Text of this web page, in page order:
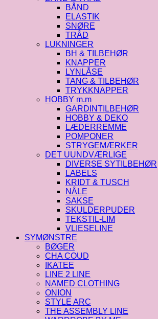
BÅND
ELASTIK
SNØRE
TRÅD
LUKNINGER
BH & TILBEHØR
KNAPPER
LYNLÅSE
TANG & TILBEHØR
TRYKKNAPPER
HOBBY m.m
GARDINTILBEHØR
HOBBY & DEKO
LÆDERREMME
POMPONER
STRYGEMÆRKER
DET UUNDVÆRLIGE
DIVERSE SYTILBEHØR
LABELS
KRIDT & TUSCH
NÅLE
SAKSE
SKULDERPUDER
TEKSTIL-LIM
VLIESELINE
SYMØNSTRE
BØGER
CHA COUD
IKATEE
LINE 2 LINE
NAMED CLOTHING
ONION
STYLE ARC
THE ASSEMBLY LINE